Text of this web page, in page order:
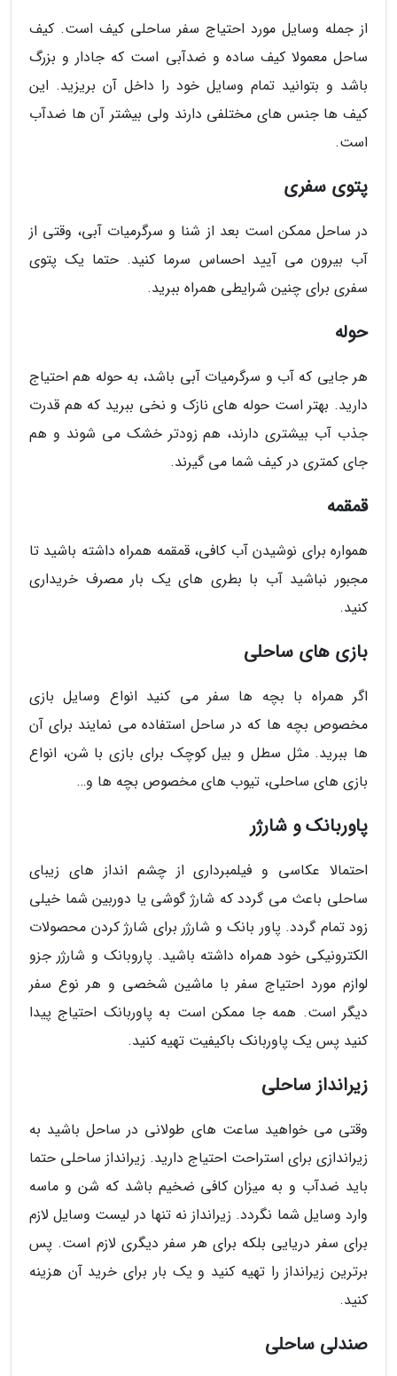
از جمله وسایل مورد احتیاج سفر ساحلی کیف است. کیف
ساحل معمولا کیف ساده و ضدآبی است که جادار و بزرگ
باشد و بتوانید تمام وسایل خود را داخل آن بریزید. این
کیف ها جنس های مختلفی دارند ولی بیشتر آن ها ضدآب
است.
پتوی سفری
در ساحل ممکن است بعد از شنا و سرگرمیات آبی، وقتی از
آب بیرون می آیید احساس سرما کنید. حتما یک پتوی
سفری برای چنین شرایطی همراه ببرید.
حوله
هر جایی که آب و سرگرمیات آبی باشد، به حوله هم احتیاج
دارید. بهتر است حوله های نازک و نخی ببرید که هم قدرت
جذب آب بیشتری دارند، هم زودتر خشک می شوند و هم
جای کمتری در کیف شما می گیرند.
قمقمه
همواره برای نوشیدن آب کافی، قمقمه همراه داشته باشید تا
مجبور نباشید آب با بطری های یک بار مصرف خریداری
کنید.
بازی های ساحلی
اگر همراه با بچه ها سفر می کنید انواع وسایل بازی
مخصوص بچه ها که در ساحل استفاده می نمایند برای آن
ها ببرید. مثل سطل و بیل کوچک برای بازی با شن، انواع
بازی های ساحلی، تیوب های مخصوص بچه ها و…
پاوربانک و شارژر
احتمالا عکاسی و فیلمبرداری از چشم انداز های زیبای
ساحلی باعث می گردد که شارژ گوشی یا دوربین شما خیلی
زود تمام گردد. پاور بانک و شارژر برای شارژ کردن محصولات
الکترونیکی خود همراه داشته باشید. پاروبانک و شارژر جزو
لوازم مورد احتیاج سفر با ماشین شخصی و هر نوع سفر
دیگر است. همه جا ممکن است به پاوربانک احتیاج پیدا
کنید پس یک پاوربانک باکیفیت تهیه کنید.
زیرانداز ساحلی
وقتی می خواهید ساعت های طولانی در ساحل باشید به
زیراندازی برای استراحت احتیاج دارید. زیرانداز ساحلی حتما
باید ضدآب و به میزان کافی ضخیم باشد که شن و ماسه
وارد وسایل شما نگردد. زیرانداز نه تنها در لیست وسایل لازم
برای سفر دریایی بلکه برای هر سفر دیگری لازم است. پس
برترین زیرانداز را تهیه کنید و یک بار برای خرید آن هزینه
کنید.
صندلی ساحلی